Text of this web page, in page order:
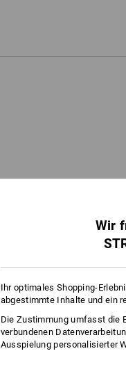
Wir
Ihr optimales Shopping-
abgestimmte Inhalte und ein
Die Zustimmung umfasst die
verbundenen
Ausspielung personalisierter